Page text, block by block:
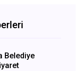
Belediye